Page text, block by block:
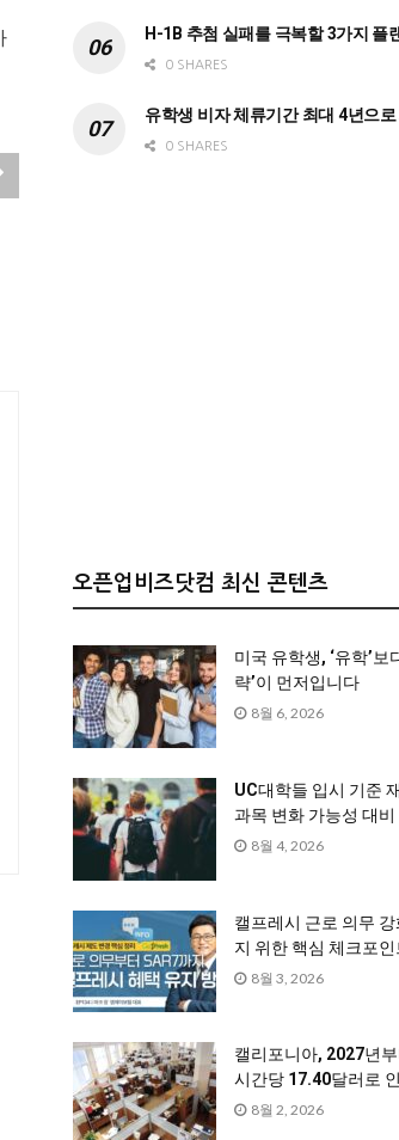
H-1B 추첨 실패를 극복할 3가지 플
0 SHARES
유학생 비자 체류기간 최대 4년으
0 SHARES
오픈업비즈닷컴 최신 콘텐츠
미국 유학생, ‘유학’보
략’이 먼저입니다
8월 6, 2026
UC대학들 입시 기준
과목 변화 가능성 대비
8월 4, 2026
캘프레시 근로 의무
지 위한 핵심 체크포인
8월 3, 2026
캘리포니아, 2027년
시간당 17.40달러로
8월 2, 2026